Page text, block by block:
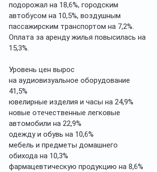
подорожал на 18,6%, городским
автобусом на 10,5%, воздушным
пассажирским транспортом на 7,2%.
Оплата за аренду жилья повысилась на
15,3%.
Уровень цен вырос
на аудиовизуальное оборудование
41,5%
ювелирные изделия и часы на 24,9%
новые отечественные легковые
автомобили на 22,9%
одежду и обувь на 10,6%
мебель и предметы домашнего
обихода на 10,3%
фармацевтическую продукцию на 8,6%